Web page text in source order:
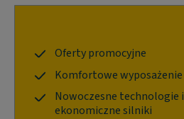
Oferty promocyjne
Komfortowe wyposażenie
Nowoczesne technologie i
ekonomiczne silniki